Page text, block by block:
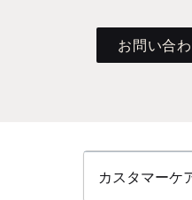
お問い合
カスタマーケ